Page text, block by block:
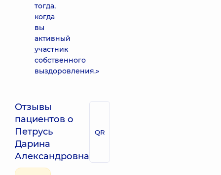
тогда,
когда
вы
активный
участник
собственного
выздоровления.»
Отзывы
пациентов о
Петрусь
Дарина
Александровна
QR